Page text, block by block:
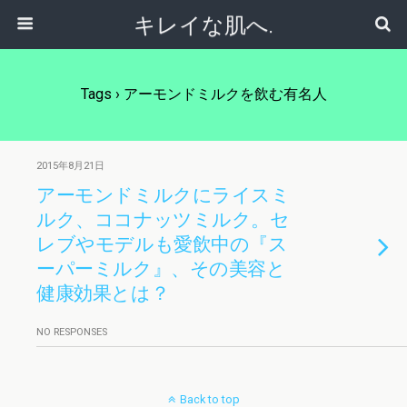
キレイな肌へ.
Tags › アーモンドミルクを飲む有名人
2015年8月21日
アーモンドミルクにライスミ
ルク、ココナッツミルク。セ
レブやモデルも愛飲中の『ス
ーパーミルク』、その美容と
健康効果とは？
NO RESPONSES
Back to top